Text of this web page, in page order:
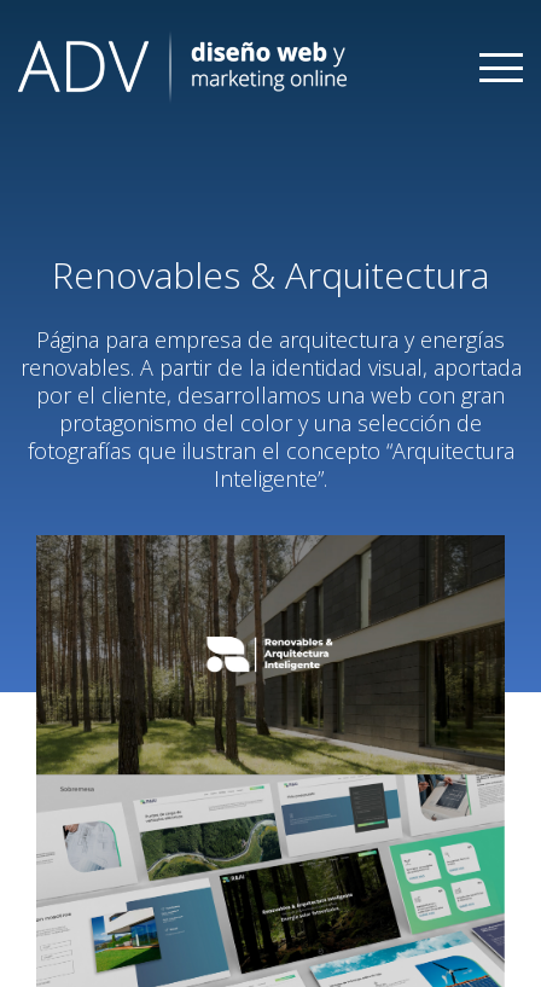
content
Renovables & Arquitectura
Página para empresa de arquitectura y energías
renovables. A partir de la identidad visual, aportada
por el cliente, desarrollamos una web con gran
protagonismo del color y una selección de
fotografías que ilustran el concepto “Arquitectura
Inteligente”.